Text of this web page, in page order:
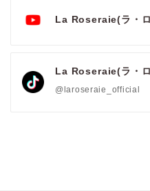
La Roseraie(ラ・
La Roseraie(ラ・
@laroseraie_official